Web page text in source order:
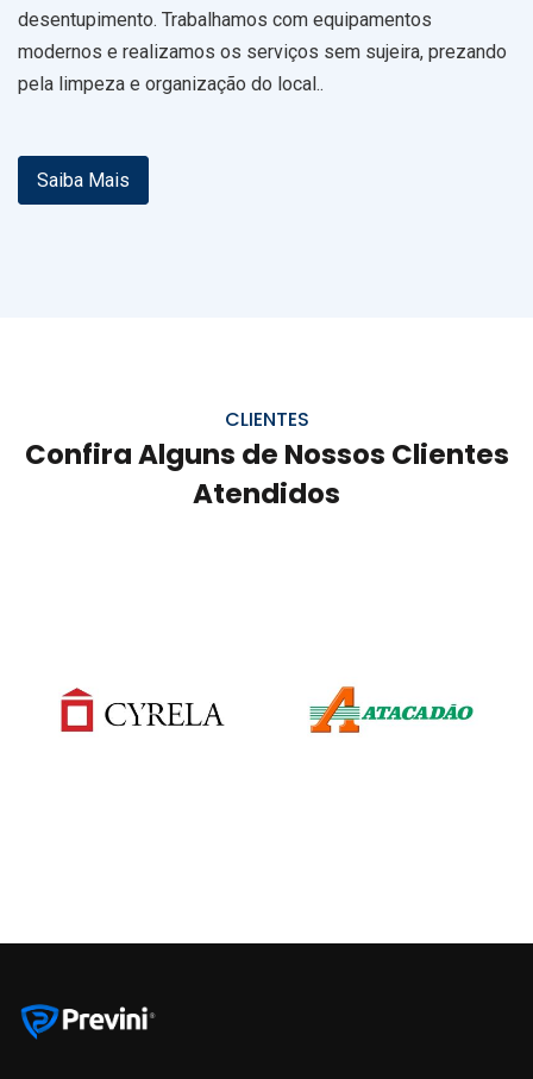
desentupimento. Trabalhamos com equipamentos
modernos e realizamos os serviços sem sujeira, prezando
pela limpeza e organização do local..
Saiba Mais
CLIENTES
Confira Alguns de Nossos Clientes
Atendidos